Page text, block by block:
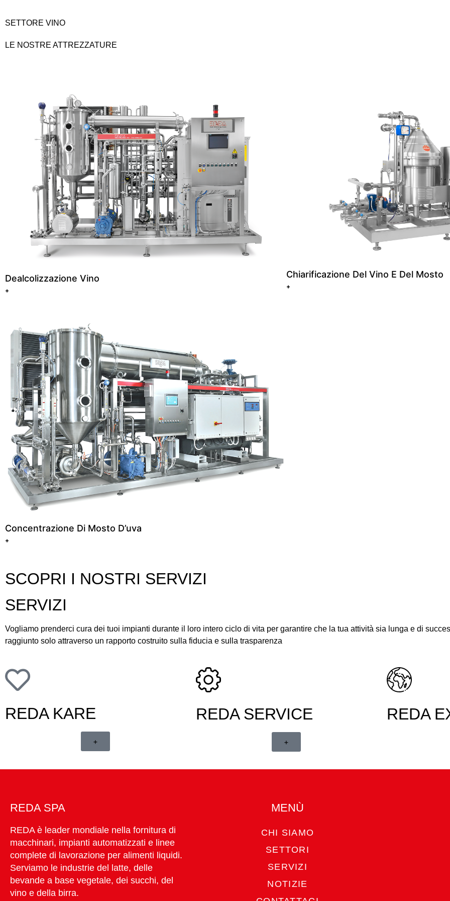
SETTORE VINO
LE NOSTRE ATTREZZATURE
Dealcolizzazione Vino
+
Chiarificazione Del Vino E Del Mosto
+
Concentrazione Di Mosto D’uva
+
SCOPRI I NOSTRI SERVIZI
SERVIZI
Vogliamo prenderci cura dei tuoi impianti durante il loro intero ciclo di vita per garantire che la tua attività sia lunga e di
raggiunto solo attraverso un rapporto costruito sulla fiducia e sulla trasparenza
REDA KARE
+
REDA SERVICE
+
REDA
REDA SPA
REDA è leader mondiale nella fornitura di
macchinari, impianti automatizzati e linee
complete di lavorazione per alimenti liquidi.
Serviamo le industrie del latte, delle
bevande a base vegetale, dei succhi, del
vino e della birra.
MENÙ
CHI SIAMO
SETTORI
SERVIZI
NOTIZIE